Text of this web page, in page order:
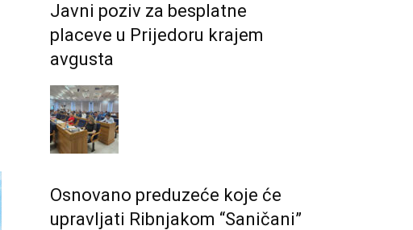
Javni poziv za besplatne
placeve u Prijedoru krajem
avgusta
Osnovano preduzeće koje će
upravljati Ribnjakom “Saničani”